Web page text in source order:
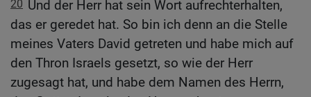
20 Und der Herr hat sein Wort aufrechterhalten,
das er geredet hat. So bin ich denn an die Stelle
meines Vaters David getreten und habe mich auf
den Thron Israels gesetzt, so wie der Herr
zugesagt hat, und habe dem Namen des Herrn,